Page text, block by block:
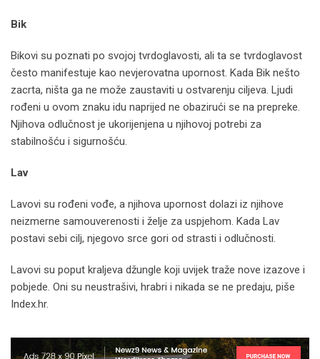
Bik
Bikovi su poznati po svojoj tvrdoglavosti, ali ta se tvrdoglavost
često manifestuje kao nevjerovatna upornost. Kada Bik nešto
zacrta, ništa ga ne može zaustaviti u ostvarenju ciljeva. Ljudi
rođeni u ovom znaku idu naprijed ne obazirući se na prepreke.
Njihova odlučnost je ukorijenjena u njihovoj potrebi za
stabilnošću i sigurnošću.
Lav
Lavovi su rođeni vođe, a njihova upornost dolazi iz njihove
neizmerne samouverenosti i želje za uspjehom. Kada Lav
postavi sebi cilj, njegovo srce gori od strasti i odlučnosti.
Lavovi su poput kraljeva džungle koji uvijek traže nove izazove i
pobjede. Oni su neustrašivi, hrabri i nikada se ne predaju, piše
Index.hr.